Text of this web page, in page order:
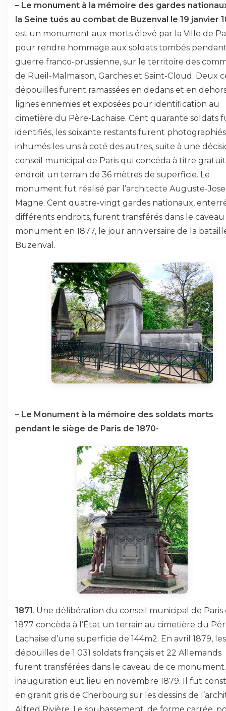
– Le monument à la mémoire des gardes
la Seine tués au combat de Buzenval le 19 janvier
est un monument aux morts élevé par la Ville de
pour rendre hommage aux soldats tombés
guerre franco-prussienne, sur le territoire des
de Rueil-Malmaison, Garches et Saint-Cloud. Deux
dépouilles furent ramassées en dedans et en
lignes ennemies et exposées pour identification au
cimetière du Père-Lachaise. Cent quarante soldats
identifiés, les soixante restants furent
inhumés les uns à coté des autres, suite à une
conseil municipal de Paris qui concéda à titre
endroit un terrain de 36 mètres de superficie. Le
monument fut réalisé par l’architecte Auguste-
Magne. Cent quatre-vingt gardes nationaux,
différents endroits, furent transférés dans le caveau
monument en 1877, le jour anniversaire de la
Buzenval.
– Le Monument à la mémoire des soldats morts
pendant le siège de Paris de 1870-
1871. Une délibération du conseil municipal de Paris
1877 concèda à l’État un terrain au cimetière du
Lachaise d’une superficie de 144m2. En avril 1879, les
dépouilles de 1 031 soldats français et 22 Allemands
furent transférées dans le caveau de ce
inauguration eut lieu en novembre 1879. Il fut
en granit gris de Cherbourg sur les dessins de